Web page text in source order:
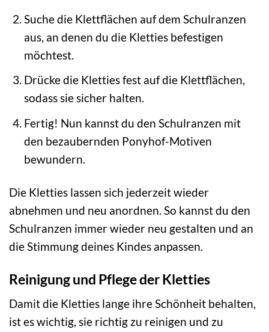
Suche die Klettflächen auf dem Schulranzen
aus, an denen du die Kletties befestigen
möchtest.
Drücke die Kletties fest auf die Klettflächen,
sodass sie sicher halten.
Fertig! Nun kannst du den Schulranzen mit
den bezaubernden Ponyhof-Motiven
bewundern.
Die Kletties lassen sich jederzeit wieder
abnehmen und neu anordnen. So kannst du den
Schulranzen immer wieder neu gestalten und an
die Stimmung deines Kindes anpassen.
Reinigung und Pflege der Kletties
Damit die Kletties lange ihre Schönheit behalten,
ist es wichtig, sie richtig zu reinigen und zu